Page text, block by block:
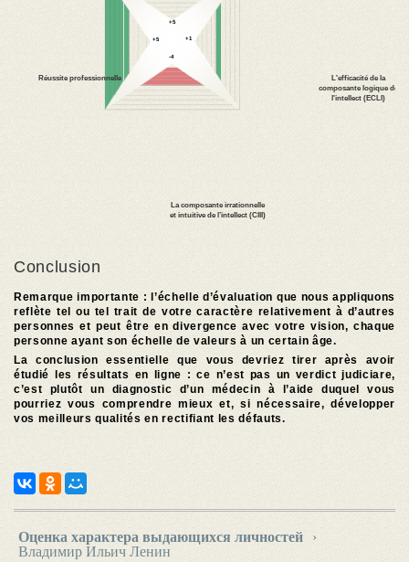
Conclusion
Remarque importante : l’échelle d’évaluation que nous appliquons
reflète tel ou tel trait de votre caractère relativement à d’autres
personnes et peut être en divergence avec votre vision, chaque
personne ayant son échelle de valeurs à un certain âge.
La conclusion essentielle que vous devriez tirer après avoir
étudié les résultats en ligne : ce n’est pas un verdict judiciare,
c’est plutôt un diagnostic d’un médecin à l’aide duquel vous
pourriez vous comprendre mieux et, si nécessaire, développer
vos meilleurs qualités en rectifiant les défauts.
Оценка характера выдающихся личностей
›
Владимир Ильич Ленин